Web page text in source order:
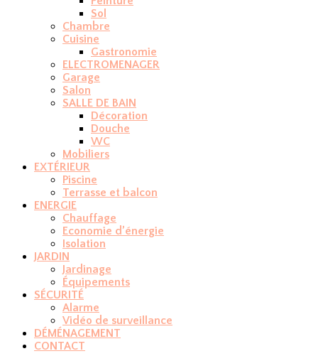
Sol
Chambre
Cuisine
Gastronomie
ELECTROMENAGER
Garage
Salon
SALLE DE BAIN
Décoration
Douche
WC
Mobiliers
EXTÉRIEUR
Piscine
Terrasse et balcon
ENERGIE
Chauffage
Economie d’énergie
Isolation
JARDIN
Jardinage
Équipements
SÉCURITÉ
Alarme
Vidéo de surveillance
DÉMÉNAGEMENT
CONTACT